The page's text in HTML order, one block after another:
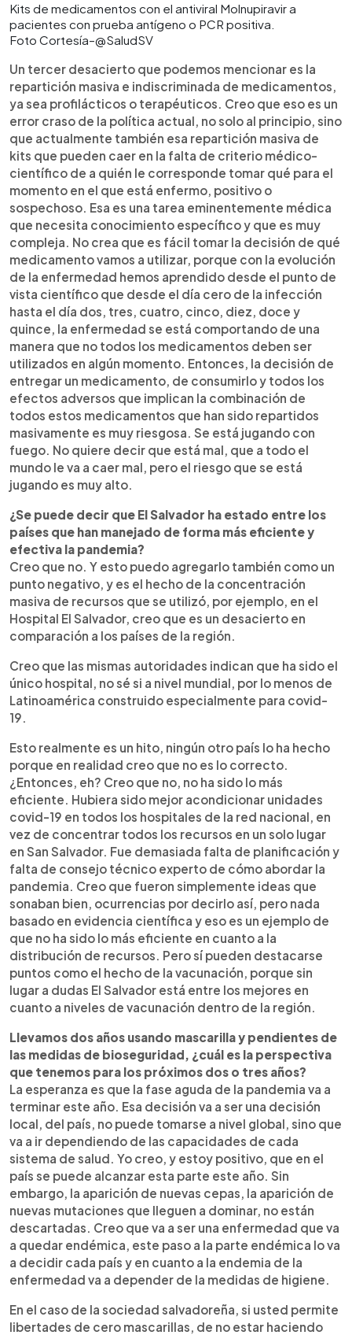
Kits de medicamentos con el antiviral Molnupiravir a
pacientes con prueba antígeno o PCR positiva.
Foto Cortesía–@SaludSV
Un tercer desacierto que podemos mencionar es la
repartición masiva e indiscriminada de medicamentos,
ya sea profilácticos o terapéuticos. Creo que eso es un
error craso de la política actual, no solo al principio, sino
que actualmente también esa repartición masiva de
kits que pueden caer en la falta de criterio médico-
científico de a quién le corresponde tomar qué para el
momento en el que está enfermo, positivo o
sospechoso. Esa es una tarea eminentemente médica
que necesita conocimiento específico y que es muy
compleja. No crea que es fácil tomar la decisión de qué
medicamento vamos a utilizar, porque con la evolución
de la enfermedad hemos aprendido desde el punto de
vista científico que desde el día cero de la infección
hasta el día dos, tres, cuatro, cinco, diez, doce y
quince, la enfermedad se está comportando de una
manera que no todos los medicamentos deben ser
utilizados en algún momento. Entonces, la decisión de
entregar un medicamento, de consumirlo y todos los
efectos adversos que implican la combinación de
todos estos medicamentos que han sido repartidos
masivamente es muy riesgosa. Se está jugando con
fuego. No quiere decir que está mal, que a todo el
mundo le va a caer mal, pero el riesgo que se está
jugando es muy alto.
¿Se puede decir que El Salvador ha estado entre los
países que han manejado de forma más eficiente y
efectiva la pandemia?
Creo que no. Y esto puedo agregarlo también como un
punto negativo, y es el hecho de la concentración
masiva de recursos que se utilizó, por ejemplo, en el
Hospital El Salvador, creo que es un desacierto en
comparación a los países de la región.
Creo que las mismas autoridades indican que ha sido el
único hospital, no sé si a nivel mundial, por lo menos de
Latinoamérica construido especialmente para covid-
19.
Esto realmente es un hito, ningún otro país lo ha hecho
porque en realidad creo que no es lo correcto.
¿Entonces, eh? Creo que no, no ha sido lo más
eficiente. Hubiera sido mejor acondicionar unidades
covid-19 en todos los hospitales de la red nacional, en
vez de concentrar todos los recursos en un solo lugar
en San Salvador. Fue demasiada falta de planificación y
falta de consejo técnico experto de cómo abordar la
pandemia. Creo que fueron simplemente ideas que
sonaban bien, ocurrencias por decirlo así, pero nada
basado en evidencia científica y eso es un ejemplo de
que no ha sido lo más eficiente en cuanto a la
distribución de recursos. Pero sí pueden destacarse
puntos como el hecho de la vacunación, porque sin
lugar a dudas El Salvador está entre los mejores en
cuanto a niveles de vacunación dentro de la región.
Llevamos dos años usando mascarilla y pendientes de
las medidas de bioseguridad, ¿cuál es la perspectiva
que tenemos para los próximos dos o tres años?
La esperanza es que la fase aguda de la pandemia va a
terminar este año. Esa decisión va a ser una decisión
local, del país, no puede tomarse a nivel global, sino que
va a ir dependiendo de las capacidades de cada
sistema de salud. Yo creo, y estoy positivo, que en el
país se puede alcanzar esta parte este año. Sin
embargo, la aparición de nuevas cepas, la aparición de
nuevas mutaciones que lleguen a dominar, no están
descartadas. Creo que va a ser una enfermedad que va
a quedar endémica, este paso a la parte endémica lo va
a decidir cada país y en cuanto a la endemia de la
enfermedad va a depender de la medidas de higiene.
En el caso de la sociedad salvadoreña, si usted permite
libertades de cero mascarillas, de no estar haciendo